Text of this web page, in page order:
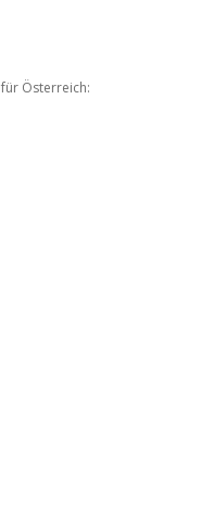
Österreich: